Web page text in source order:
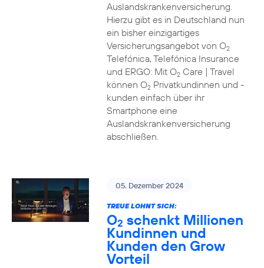
Auslandskrankenversicherung.
Hierzu gibt es in Deutschland nun
ein bisher einzigartiges
Versicherungsangebot von O2
Telefónica, Telefónica Insurance
und ERGO: Mit O2Care | Travel
können O2Privatkundinnen und -
kunden einfach über ihr
Smartphone eine
Auslandskrankenversicherung
abschließen.
05. Dezember 2024
TREUE LOHNT SICH:
O2 schenkt Millionen
Kundinnen und
Kunden den Grow
Vorteil